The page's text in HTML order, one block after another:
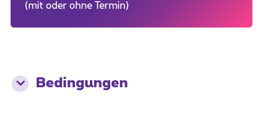
(mit oder ohne Termin)
Bedingungen